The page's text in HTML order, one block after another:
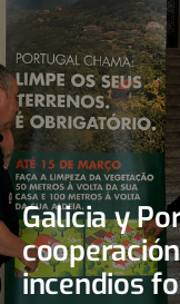
Galicia y
incendios